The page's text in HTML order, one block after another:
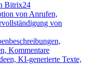
Bitrix24
von Anrufen,
von
Kommentare
KI-generierte Texte,